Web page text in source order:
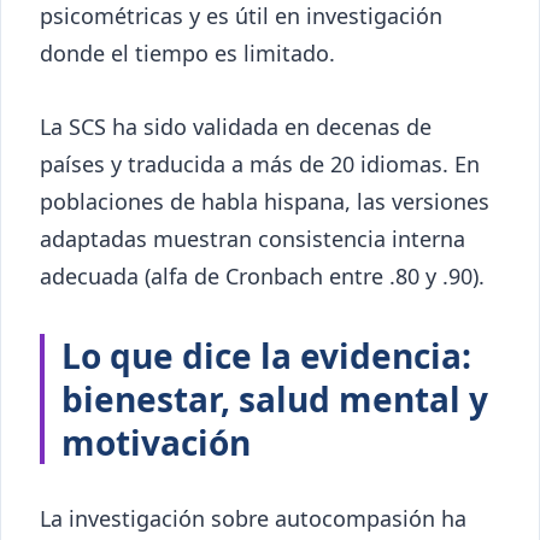
psicométricas y es útil en investigación
donde el tiempo es limitado.
La SCS ha sido validada en decenas de
países y traducida a más de 20 idiomas. En
poblaciones de habla hispana, las versiones
adaptadas muestran consistencia interna
adecuada (alfa de Cronbach entre .80 y .90).
Lo que dice la evidencia:
bienestar, salud mental y
motivación
La investigación sobre autocompasión ha